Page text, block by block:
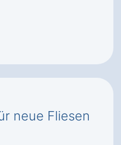
neue Fliesen